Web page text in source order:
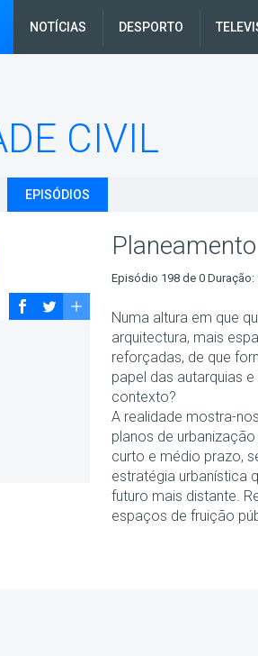
NOTÍCIAS DESPORTO
CIVIL
EPISÓDIOS
Episódio 198 de 0 Duração:
Numa altura em que
arquitectura, mais
reforçadas, de que
papel das autarquias
contexto?
A realidade mostra-
planos de
curto e médio prazo,
estratégia urbanística
futuro mais distante.
espaços de fruição